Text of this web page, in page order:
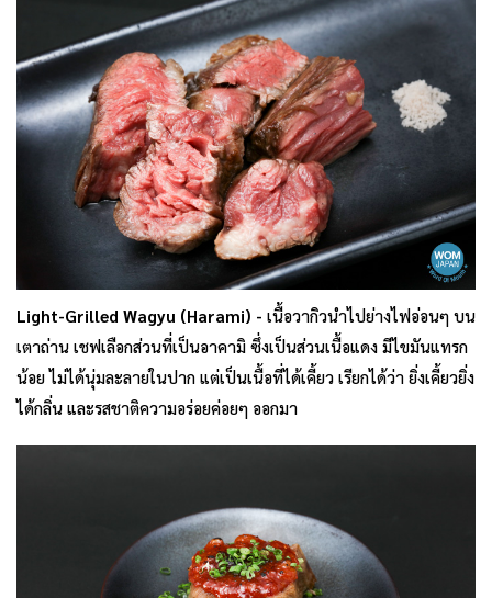
Light-Grilled Wagyu (Harami) - เนื้อวากิวนำไปย่างไฟอ่อนๆ บน
เตาถ่าน เชฟเลือกส่วนที่เป็นอาคามิ ซึ่งเป็นส่วนเนื้อแดง มีไขมันแทรก
น้อย ไม่ได้นุ่มละลายในปาก แต่เป็นเนื้อที่ได้เคี้ยว เรียกได้ว่า ยิ่งเคี้ยวยิ่ง
ได้กลิ่น และรสชาติความอร่อยค่อยๆ ออกมา